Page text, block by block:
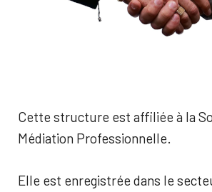
Cette structure est affiliée à la
Médiation Professionnelle.
Elle est enregistrée dans le